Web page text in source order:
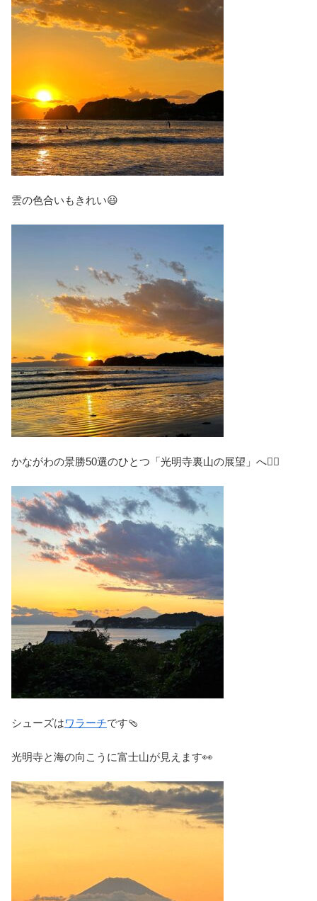
雲の色合いもきれい😃
かながわの景勝50選のひとつ「光明寺裏山の展望」へ🏃‍♀️
シューズはワラーチです🩴
光明寺と海の向こうに富士山が見えます👀